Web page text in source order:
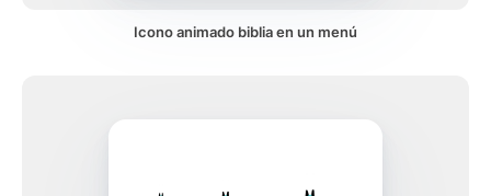
Icono animado biblia en un menú